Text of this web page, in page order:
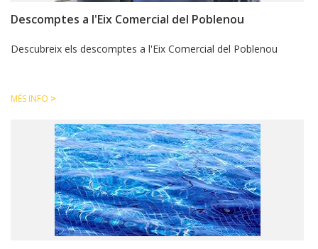
Descomptes a l'Eix Comercial del Poblenou
Descubreix els descomptes a l'Eix Comercial del Poblenou
MÉS INFO >